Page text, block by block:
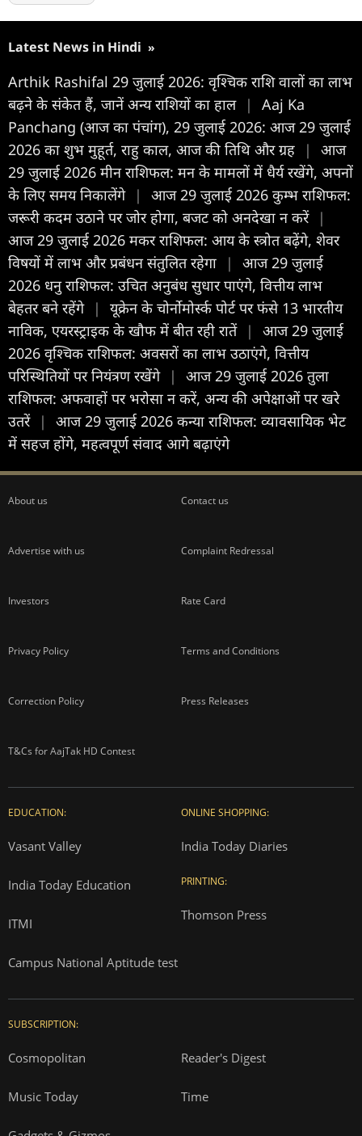
Latest News in Hindi »
Arthik Rashifal 29 जुलाई 2026: वृश्चिक राशि वालों का लाभ
बढ़ने के संकेत हैं, जानें अन्य राशियों का हाल |
Aaj Ka
Panchang (आज का पंचांग), 29 जुलाई 2026: आज 29 जुलाई
2026 का शुभ मुहूर्त, राहु काल, आज की तिथि और ग्रह
|
आज
29 जुलाई 2026 मीन राशिफल: मन के मामलों में धैर्य रखेंगे, अपनों
के लिए समय निकालेंगे |
आज 29 जुलाई 2026 कुम्भ राशिफल:
जरूरी कदम उठाने पर जोर होगा, बजट को अनदेखा न करें |
आज 29 जुलाई 2026 मकर राशिफल: आय के स्त्रोत बढ़ेंगे, शेवर
विषयों में लाभ और प्रबंधन संतुलित रहेगा
|
आज 29 जुलाई
2026 धनु राशिफल: उचित अनुबंध सुधार पाएंगे, वित्तीय लाभ
बेहतर बने रहेंगे |
यूक्रेन के चोर्नोमोर्स्क पोर्ट पर फंसे 13 भारतीय
नाविक, एयरस्ट्राइक के खौफ में बीत रही रातें |
आज 29 जुलाई
2026 वृश्चिक राशिफल: अवसरों का लाभ उठाएंगे, वित्तीय
परिस्थितियों पर नियंत्रण रखेंगे |
आज 29 जुलाई 2026 तुला
राशिफल: अफवाहों पर भरोसा न करें, अन्य की अपेक्षाओं पर खरे
उतरें |
आज 29 जुलाई 2026 कन्या राशिफल: व्यावसायिक भेट
में सहज होंगे, महत्वपूर्ण संवाद आगे बढ़ाएंगे
About us Contact us
Advertise with us Complaint Redressal
Investors Rate Card
Privacy Policy Terms and Conditions
Correction Policy Press Releases
T&Cs for AajTak HD Contest
EDUCATION:
Vasant Valley
India Today Education
ITMI
Campus National Aptitude test
ONLINE SHOPPING:
India Today Diaries
PRINTING:
Thomson Press
SUBSCRIPTION:
Cosmopolitan Reader's Digest
Music Today Time